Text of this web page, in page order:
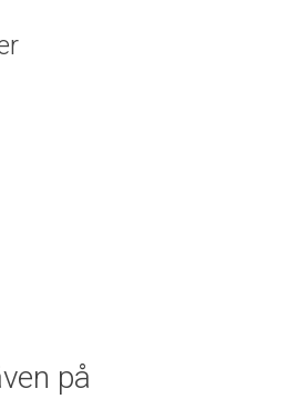
5 av 5 stjärnor
på